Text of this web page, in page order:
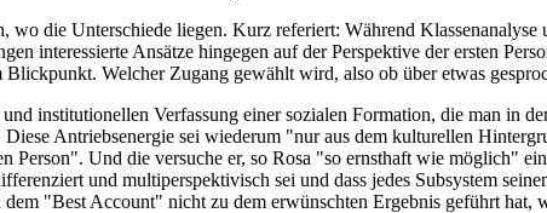
wo die Unterschiede liegen. Kurz referiert: Während
interessierte Ansätze hingegen auf der Perspektive der ersten
Blickpunkt. Welcher Zugang gewählt wird, also ob über etwas
institutionellen Verfassung einer sozialen Formation, die man in
Antriebsenergie sei wiederum "nur aus dem kulturellen
Person". Und die versuche er, so Rosa "so ernsthaft wie möglich"
und multiperspektivisch sei und dass jedes Subsystem
"Best Account" nicht zu dem erwünschten Ergebnis geführt hat,